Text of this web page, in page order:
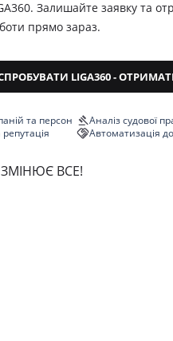
Залишайте заявку та
прямо зараз.
LIGA360 -
та персон
Аналіз судової
Автоматизація
ЗМІНЮЄ ВСЕ!